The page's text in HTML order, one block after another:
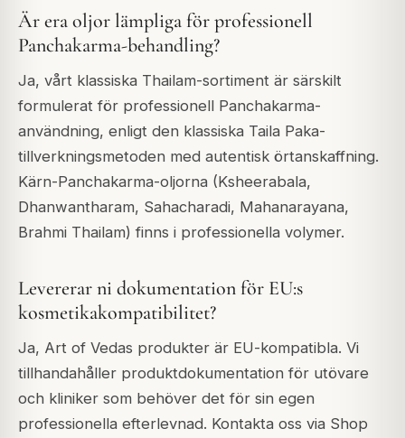
Är era oljor lämpliga för professionell
Panchakarma-behandling?
Ja, vårt klassiska Thailam-sortiment är särskilt
formulerat för professionell Panchakarma-
användning, enligt den klassiska Taila Paka-
tillverkningsmetoden med autentisk örtanskaffning.
Kärn-Panchakarma-oljorna (Ksheerabala,
Dhanwantharam, Sahacharadi, Mahanarayana,
Brahmi Thailam) finns i professionella volymer.
Levererar ni dokumentation för EU:s
kosmetikakompatibilitet?
Ja, Art of Vedas produkter är EU-kompatibla. Vi
tillhandahåller produktdokumentation för utövare
och kliniker som behöver det för sin egen
professionella efterlevnad. Kontakta oss via Shop